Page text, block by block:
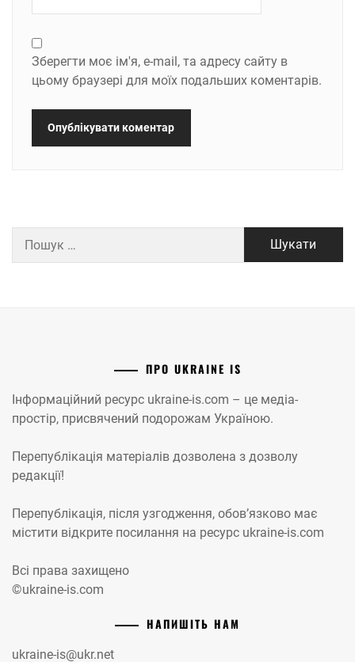
Зберегти моє ім'я, e-mail, та адресу сайту в
цьому браузері для моїх подальших коментарів.
ПРО UKRAINE IS
Інформаційний ресурс ukraine-is.com – це медіа-
простір, присвячений подорожам Україною.
Перепублікація матеріалів дозволена з дозволу
редакції!
Перепублікація, після узгодження, обов’язково має
містити відкрите посилання на ресурс ukraine-is.com
Всі права захищено
©ukraine-is.com
НАПИШІТЬ НАМ
ukraine-is@ukr.net